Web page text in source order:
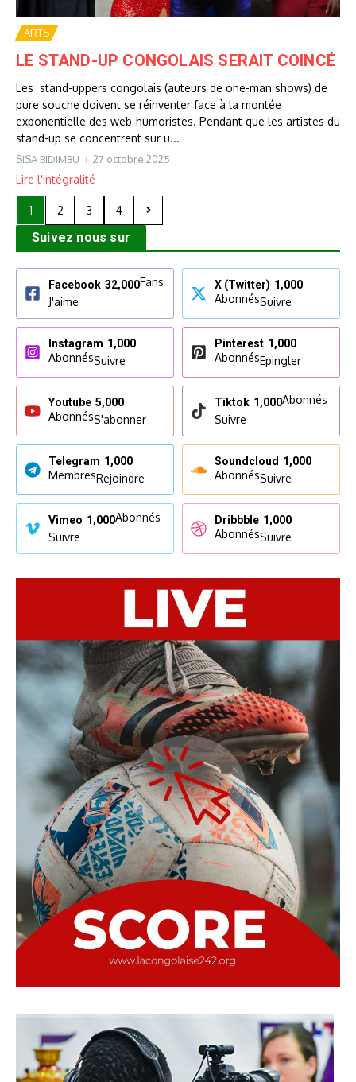
ARTS
LE STAND-UP CONGOLAIS SERAIT COINCÉ
Les stand-uppers congolais (auteurs de one-man shows) de
pure souche doivent se réinventer face à la montée
exponentielle des web-humoristes. Pendant que les artistes du
stand-up se concentrent sur u...
SISA BIDIMBU 27 octobre 2025
Lire l'intégralité
1 2 3 4
Suivez nous sur
Facebook 32,000Fans
J'aime
X (Twitter) 1,000
AbonnésSuivre
Instagram 1,000
AbonnésSuivre
Pinterest 1,000
AbonnésEpingler
Youtube 5,000
AbonnésS'abonner
Tiktok 1,000Abonnés
Suivre
Telegram 1,000
MembresRejoindre
Soundcloud 1,000
AbonnésSuivre
Vimeo 1,000Abonnés
Suivre
Dribbble 1,000
AbonnésSuivre